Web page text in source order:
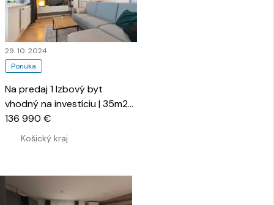
Ponuka
29. 10. 2024
Na predaj 1 Izbový byt
vhodný na investíciu | 35m2
Loggia | Južná trieda
Košický kraj
136 990 €